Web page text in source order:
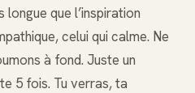
longue que l’inspiration
celui qui calme. Ne
à fond. Juste un
5 fois. Tu verras, ta